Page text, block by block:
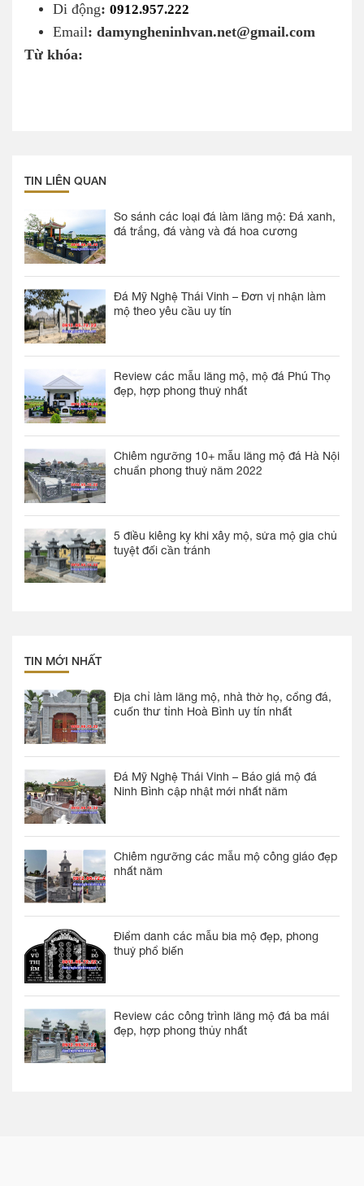
Di động: 0912.957.222
Email: damyngheninhvan.net@gmail.com
Từ khóa:
TIN LIÊN QUAN
So sánh các loại đá làm lăng mộ: Đá xanh,
đá trắng, đá vàng và đá hoa cương
Đá Mỹ Nghệ Thái Vinh – Đơn vị nhận làm
mộ theo yêu cầu uy tín
Review các mẫu lăng mộ, mộ đá Phú Thọ
đẹp, hợp phong thuỷ nhất
Chiêm ngưỡng 10+ mẫu lăng mộ đá Hà Nội
chuẩn phong thuỷ năm 2022
5 điều kiêng kỵ khi xây mộ, sửa mộ gia chủ
tuyệt đối cần tránh
TIN MỚI NHẤT
Địa chỉ làm lăng mộ, nhà thờ họ, cổng đá,
cuốn thư tỉnh Hoà Bình uy tín nhất
Đá Mỹ Nghệ Thái Vinh – Báo giá mộ đá
Ninh Bình cập nhật mới nhất năm
Chiêm ngưỡng các mẫu mộ công giáo đẹp
nhất năm
Điểm danh các mẫu bia mộ đẹp, phong
thuỷ phổ biến
Review các công trình lăng mộ đá ba mái
đẹp, hợp phong thủy nhất